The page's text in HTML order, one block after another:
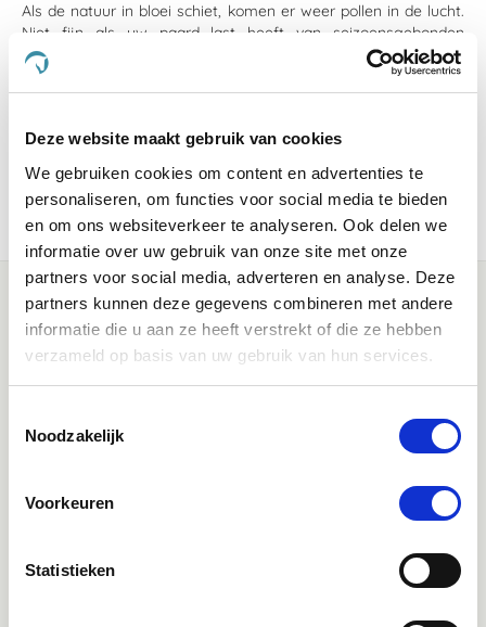
Deze website maakt gebruik van cookies
We gebruiken cookies om content en advertenties te
personaliseren, om functies voor social media te bieden
en om ons websiteverkeer te analyseren. Ook delen we
informatie over uw gebruik van onze site met onze
partners voor social media, adverteren en analyse. Deze
partners kunnen deze gegevens combineren met andere
informatie die u aan ze heeft verstrekt of die ze hebben
verzameld op basis van uw gebruik van hun services.
Noodzakelijk
Voorkeuren
Statistieken
Als de natuur in bloei schiet, komen er weer pollen in de lucht.
Niet fijn als uw paard last heeft van seizoensgebonden
stressgevoeligheid. Stuifmeel (pollen) van bloeiende grassen,
struiken en bomen zijn niet voor ieder paard prettig. Het
afweermechanisme van het lichaam raakt door de pollen van
schudden met het hoofd.
Was this helpful? Ja Nee Be the first to vote!
onze klantenservice